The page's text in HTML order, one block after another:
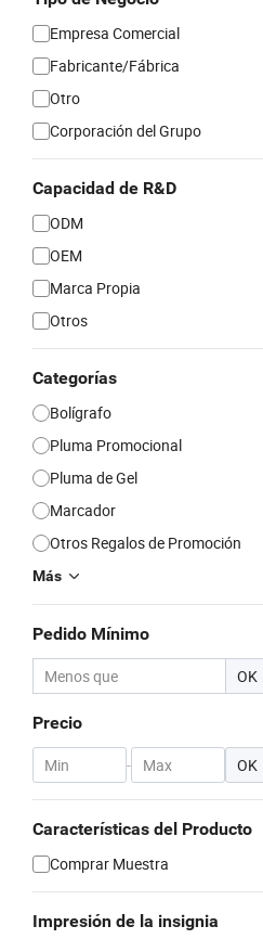
Empresa Comercial
Fabricante/Fábrica
Otro
Corporación del Grupo
Capacidad de R&D
ODM
OEM
Marca Propia
Otros
Categorías
Bolígrafo
Pluma Promocional
Pluma de Gel
Marcador
Otros Regalos de Promoción
Más
Pedido Mínimo
OK
Precio
- OK
Características del Producto
Comprar Muestra
Impresión de la insignia